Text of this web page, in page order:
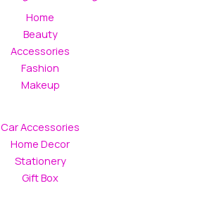
Home
Beauty
Accessories
Fashion
Makeup
Car Accessories
Home Decor
Stationery
Gift Box